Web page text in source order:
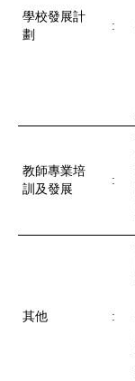
學校發展計
劃
:
教師專業培
訓及發展
:
其他 :